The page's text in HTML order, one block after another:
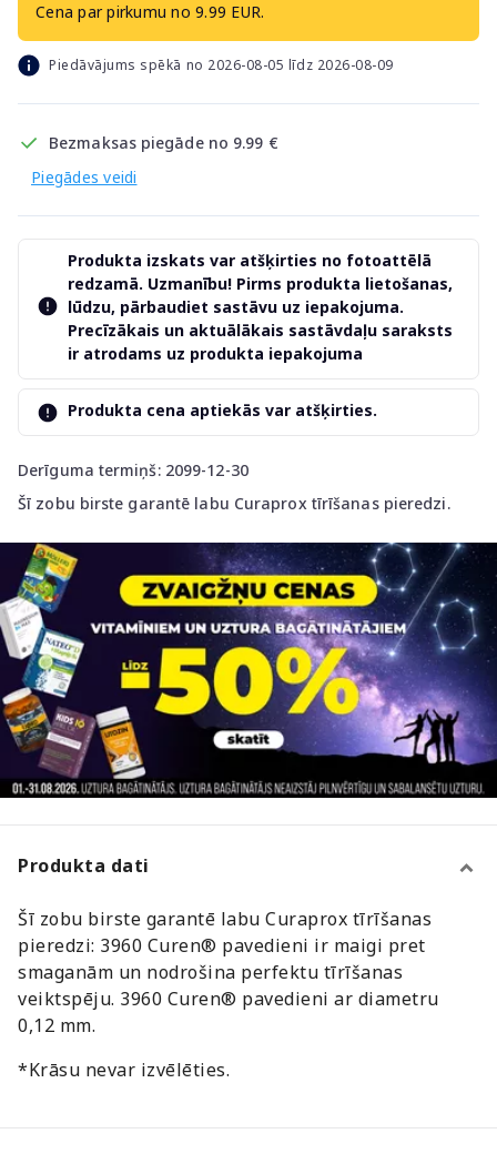
Cena par pirkumu no 9.99 EUR.
Piedāvājums spēkā no 2026-08-05 līdz 2026-08-09
Bezmaksas piegāde no 9.99 €
Piegādes veidi
Derīguma termiņš: 2099-12-30
Šī zobu birste garantē labu Curaprox tīrīšanas pieredzi.
Produkta izskats var atšķirties no fotoattēlā
redzamā. Uzmanību! Pirms produkta lietošanas,
lūdzu, pārbaudiet sastāvu uz iepakojuma.
Precīzākais un aktuālākais sastāvdaļu saraksts
ir atrodams uz produkta iepakojuma
Produkta cena aptiekās var atšķirties.
Produkta dati
Šī zobu birste garantē labu Curaprox tīrīšanas
pieredzi: 3960 Curen® pavedieni ir maigi pret
smaganām un nodrošina perfektu tīrīšanas
veiktspēju. 3960 Curen® pavedieni ar diametru
0,12 mm.
*Krāsu nevar izvēlēties.